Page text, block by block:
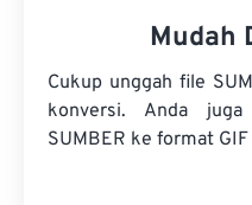
Mudah
Cukup unggah file
konversi. Anda
SUMBER ke format